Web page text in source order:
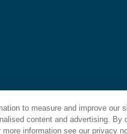
to measure and improve our
content and advertising.
information see our privacy